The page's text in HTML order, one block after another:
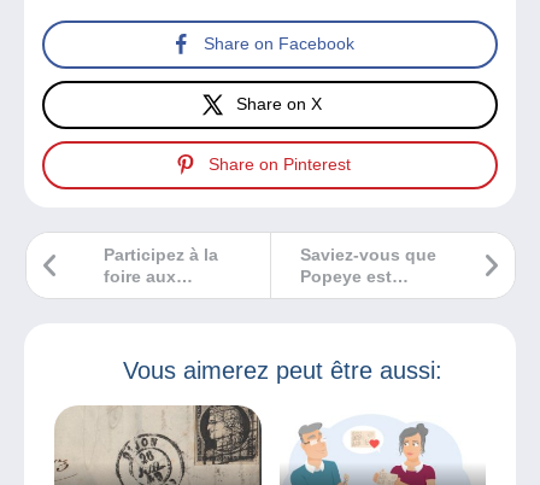
Share on Facebook
Share on X
Share on Pinterest
Saviez-vous que
Popeye est
l’ancêtre de
Participez à la
foire aux
collectionneurs de
Vous aimerez peut être aussi: